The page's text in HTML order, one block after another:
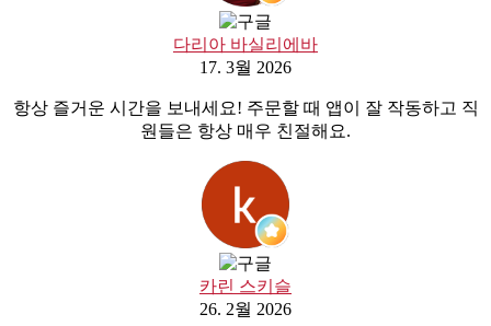
다리아 바실리에바
17. 3월 2026
항상 즐거운 시간을 보내세요! 주문할 때 앱이 잘 작동하고 직
원들은 항상 매우 친절해요.
카린 스키슬
26. 2월 2026